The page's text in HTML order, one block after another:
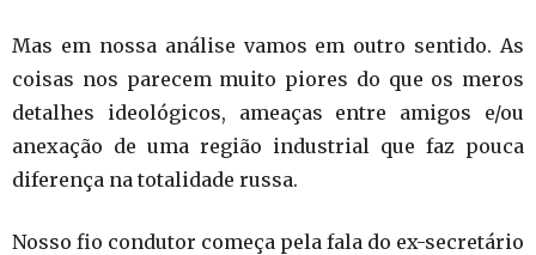
Mas em nossa análise vamos em outro sentido. As
coisas nos parecem muito piores do que os meros
detalhes ideológicos, ameaças entre amigos e/ou
anexação de uma região industrial que faz pouca
diferença na totalidade russa.
Nosso fio condutor começa pela fala do ex-secretário